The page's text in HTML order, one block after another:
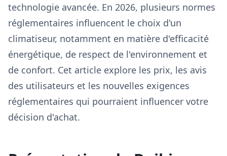
technologie avancée. En 2026, plusieurs normes
réglementaires influencent le choix d'un
climatiseur, notamment en matière d'efficacité
énergétique, de respect de l'environnement et
de confort. Cet article explore les prix, les avis
des utilisateurs et les nouvelles exigences
réglementaires qui pourraient influencer votre
décision d'achat.